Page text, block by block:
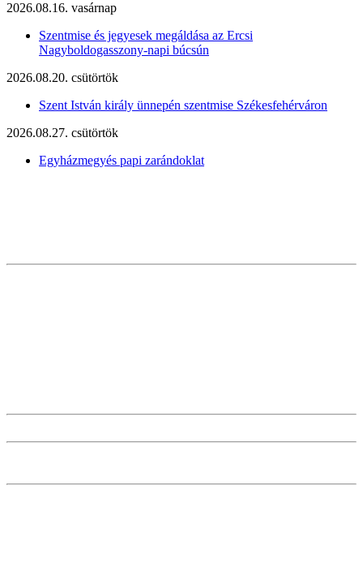
2026.08.16. vasárnap
Szentmise és jegyesek megáldása az Ercsi
Nagyboldogasszony-napi búcsún
2026.08.20. csütörtök
Szent István király ünnepén szentmise Székesfehérváron
2026.08.27. csütörtök
Egyházmegyés papi zarándoklat